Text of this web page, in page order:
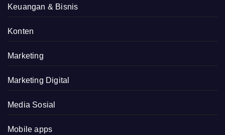
Keuangan & Bisnis
Konten
Marketing
Marketing Digital
Media Sosial
Mobile apps